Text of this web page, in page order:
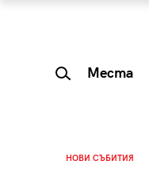
Места
НОВИ СЪБИТИЯ